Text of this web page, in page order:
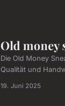
Old money
Die Old Money
Qualität und
19. Juni 2025